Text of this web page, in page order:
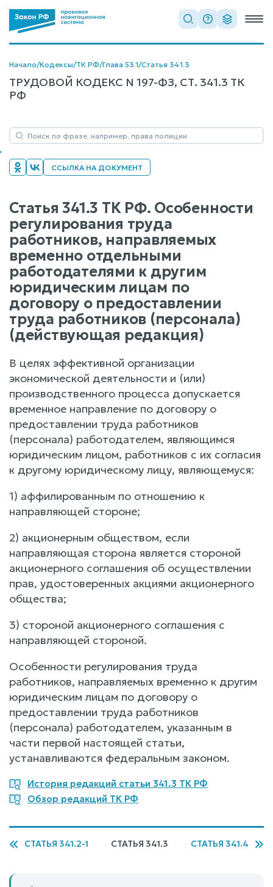
Начало/Кодексы/ТК РФ/Глава 53.1/Статья 341.3
ТРУДОВОЙ КОДЕКС N 197-ФЗ, СТ. 341.3 ТК
РФ
ССЫЛКА НА ДОКУМЕНТ
Статья 341.3 ТК РФ. Особенности
регулирования труда
работников, направляемых
временно отдельными
работодателями к другим
юридическим лицам по
договору о предоставлении
труда работников (персонала)
(действующая редакция)
В целях эффективной организации
экономической деятельности и (или)
производственного процесса допускается
временное направление по договору о
предоставлении труда работников
(персонала) работодателем, являющимся
юридическим лицом, работников с их согласия
к другому юридическому лицу, являющемуся:
1) аффилированным по отношению к
направляющей стороне;
2) акционерным обществом, если
направляющая сторона является стороной
акционерного соглашения об осуществлении
прав, удостоверенных акциями акционерного
общества;
3) стороной акционерного соглашения с
направляющей стороной.
Особенности регулирования труда
работников, направляемых временно к другим
юридическим лицам по договору о
предоставлении труда работников
(персонала) работодателем, указанным в
части первой настоящей статьи,
устанавливаются федеральным законом.
История редакций статьи 341.3 ТК РФ
Обзор редакций ТК РФ
СТАТЬЯ 341.2-1 СТАТЬЯ 341.3 СТАТЬЯ 341.4